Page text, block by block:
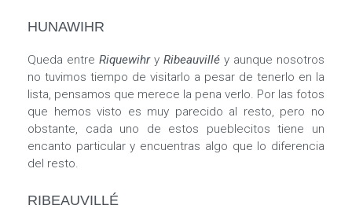
HUNAWIHR
Queda entre Riquewihry Ribeauvillé y aunque nosotros
no tuvimos tiempo de visitarlo a pesar de tenerlo en la
lista, pensamos que merece la pena verlo. Por las fotos
que hemos visto es muy parecido al resto, pero no
obstante, cada uno de estos pueblecitos tiene un
encanto particular y encuentras algo que lo diferencia
del resto.
RIBEAUVILLÉ